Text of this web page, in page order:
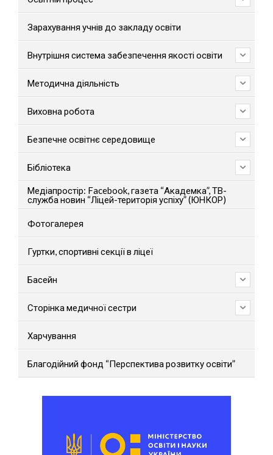
Зарахування учнів до закладу освіти
Внутрішня система забезпечення якості освіти
Методична діяльність
Виховна робота
Безпечне освітнє середовище
Бібліотека
Медіапростір: Facebook, газета “Академка”, ТВ-
служба новин “Ліцей-територія успіху” (ЮНКОР)
Фотогалерея
Гуртки, спортивні секції в ліцеї
Басейн
Сторінка медичної сестри
Харчування
Благодійний фонд “Перспектива розвитку освіти”